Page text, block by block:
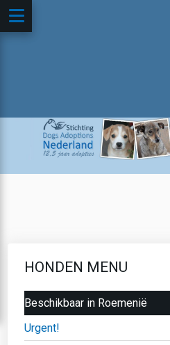
HONDEN MENU
Beschikbaar in Roemenië
Urgent!